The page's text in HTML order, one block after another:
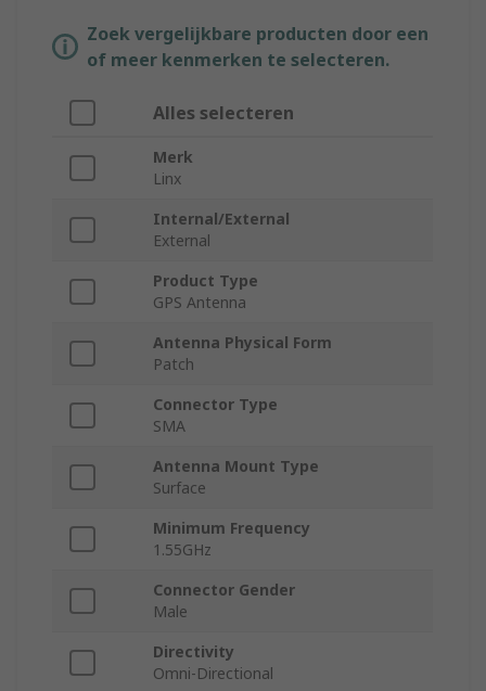
Zoek vergelijkbare producten door een
of meer kenmerken te selecteren.
Alles selecteren
Merk
Linx
Internal/External
External
Product Type
GPS Antenna
Antenna Physical Form
Patch
Connector Type
SMA
Antenna Mount Type
Surface
Minimum Frequency
1.55GHz
Connector Gender
Male
Directivity
Omni-Directional